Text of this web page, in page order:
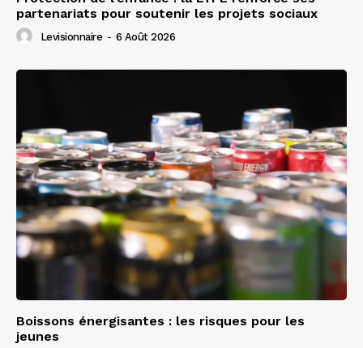
partenariats pour soutenir les projets sociaux
Levisionnaire - 6 Août 2026
Boissons énergisantes : les risques pour les
jeunes